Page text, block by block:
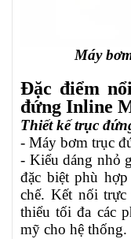
Máy
Đặc điểm
đứng Inline
Thiết kế trục
- Máy bơm trục
- Kiểu dáng nhỏ
đặc biệt phù
chế. Kết nối
thiểu tối đa các
mỹ cho hệ thống.